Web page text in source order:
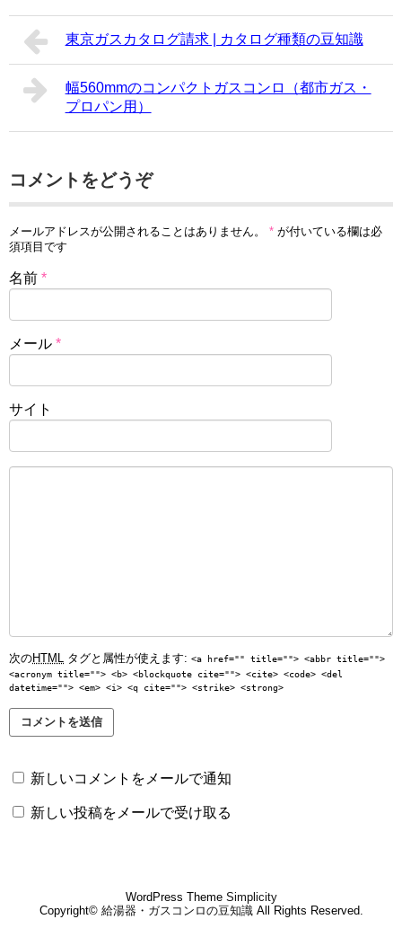
東京ガスカタログ請求 | カタログ種類の豆知識
幅560mmのコンパクトガスコンロ（都市ガス・
プロパン用）
コメントをどうぞ
メールアドレスが公開されることはありません。 * が付いている欄は必
須項目です
名前 *
メール *
サイト
次のHTML タグと属性が使えます: <a href="" title=""> <abbr title="">
<acronym title=""> <b> <blockquote cite=""> <cite> <code> <del
datetime=""> <em> <i> <q cite=""> <strike> <strong>
新しいコメントをメールで通知
新しい投稿をメールで受け取る
WordPress Theme Simplicity
Copyright© 給湯器・ガスコンロの豆知識All Rights Reserved.